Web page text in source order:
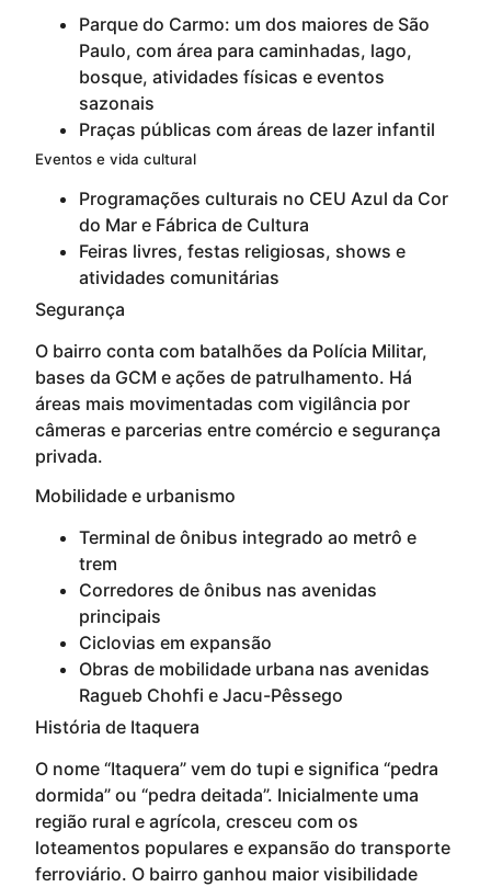
Parque do Carmo: um dos maiores de São
Paulo, com área para caminhadas, lago,
bosque, atividades físicas e eventos
sazonais
Praças públicas com áreas de lazer infantil
Eventos e vida cultural
Programações culturais no CEU Azul da Cor
do Mar e Fábrica de Cultura
Feiras livres, festas religiosas, shows e
atividades comunitárias
Segurança
O bairro conta com batalhões da Polícia Militar,
bases da GCM e ações de patrulhamento. Há
áreas mais movimentadas com vigilância por
câmeras e parcerias entre comércio e segurança
privada.
Mobilidade e urbanismo
Terminal de ônibus integrado ao metrô e
trem
Corredores de ônibus nas avenidas
principais
Ciclovias em expansão
Obras de mobilidade urbana nas avenidas
Ragueb Chohfi e Jacu-Pêssego
História de Itaquera
O nome “Itaquera” vem do tupi e significa “pedra
dormida” ou “pedra deitada”. Inicialmente uma
região rural e agrícola, cresceu com os
loteamentos populares e expansão do transporte
ferroviário. O bairro ganhou maior visibilidade